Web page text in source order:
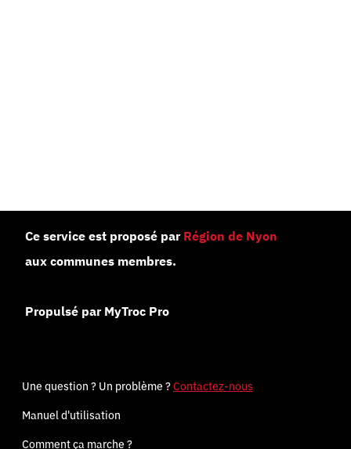
Ce service est proposé par Région de Nyon
aux communes membres.
Propulsé par MyTroc Pro
Une question ? Un problème ?Contactez-nous
Manuel d'utilisation
Comment ça marche ?